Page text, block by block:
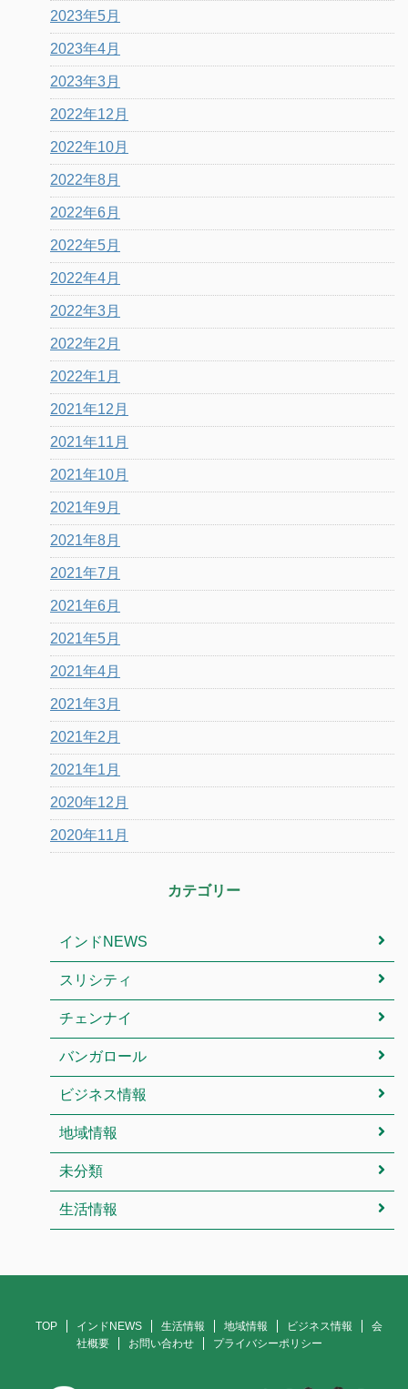
2023年5月
2023年4月
2023年3月
2022年12月
2022年10月
2022年8月
2022年6月
2022年5月
2022年4月
2022年3月
2022年2月
2022年1月
2021年12月
2021年11月
2021年10月
2021年9月
2021年8月
2021年7月
2021年6月
2021年5月
2021年4月
2021年3月
2021年2月
2021年1月
2020年12月
2020年11月
カテゴリー
インドNEWS
スリシティ
チェンナイ
バンガロール
ビジネス情報
地域情報
未分類
生活情報
TOP インドNEWS 生活情報 地域情報 ビジネス情報
会
社概要
お問い合わせ プライバシーポリシー